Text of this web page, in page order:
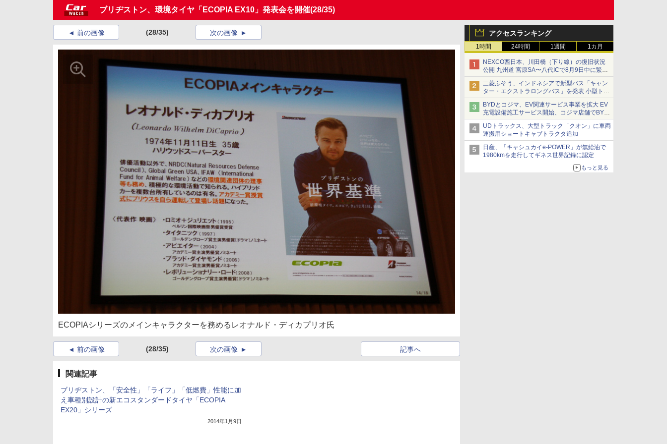
ブリヂストン、環境タイヤ「ECOPIA EX10」発表会を開催(28/35)
アクセスランキング
1時間 24時間 1週間 1カ月
NEXCO西日本、川田橋（下り線）の復旧状況
公開 九州道 宮原SA〜八代ICで8月9日中に緊急
車両を通行可能に
三菱ふそう、インドネシアで新型バス「キャン
ター・エクストラロングバス」を発表 小型トラ
ックベースの観光・旅客輸送向けバス
BYDとコジマ、EV関連サービス事業を拡大 EV
充電設備施工サービス開始、コジマ店舗でBYD
車の展示・試乗イベントを強化
UDトラックス、大型トラック「クオン」に車両
運搬用ショートキャブトラクタ追加
日産、「キャシュカイe-POWER」が無給油で
1980kmを走行してギネス世界記録に認定
もっと見る
前の画像 (28/35) 次の画像
ECOPIAシリーズのメインキャラクターを務めるレオナルド・ディカプリオ氏
前の画像 (28/35) 記事へ
次の画像
関連記事
ブリヂストン、「安全性」「ライフ」「低燃費」性能に加
え車種別設計の新エコスタンダードタイヤ「ECOPIA
EX20」シリーズ
2014年1月9日